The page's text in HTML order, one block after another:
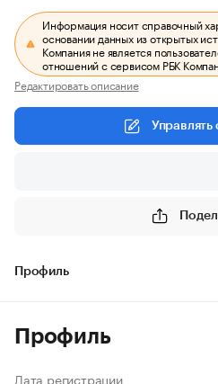
Информация носит справочный
основании данных из открытых
Компания не является
отношений с сервисом РБК
Редактировать описание
Управлять
Профиль
Профиль
Дата регистрации